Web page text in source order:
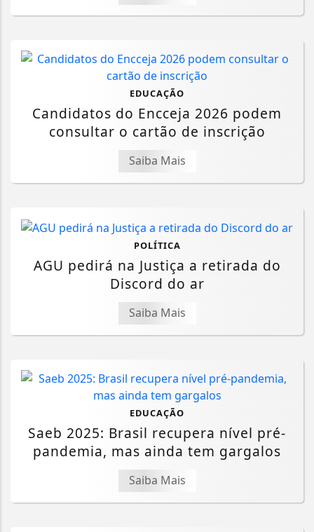
EDUCAÇÃO
Candidatos do Encceja 2026 podem
consultar o cartão de inscrição
Saiba Mais
POLÍTICA
AGU pedirá na Justiça a retirada do
Discord do ar
Saiba Mais
EDUCAÇÃO
Saeb 2025: Brasil recupera nível pré-
pandemia, mas ainda tem gargalos
Saiba Mais